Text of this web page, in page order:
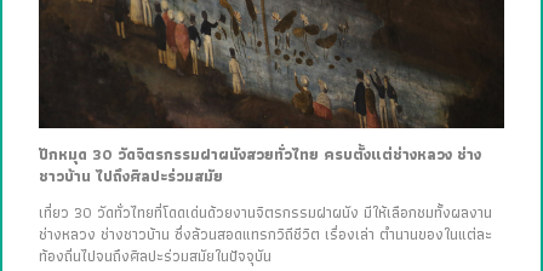
ปักหมุด 30 วัดจิตรกรรมฝาผนังสวยทั่วไทย ครบตั้งแต่ช่างหลวง ช่าง
ชาวบ้าน ไปถึงศิลปะร่วมสมัย
เที่ยว 30 วัดทั่วไทยที่โดดเด่นด้วยงานจิตรกรรมฝาผนัง มีให้เลือกชมทั้งผลงาน
ช่างหลวง ช่างชาวบ้าน ซึ่งล้วนสอดแทรกวิถีชีวิต เรื่องเล่า ตำนานของในแต่ละ
ท้องถิ่นไปจนถึงศิลปะร่วมสมัยในปัจจุบัน